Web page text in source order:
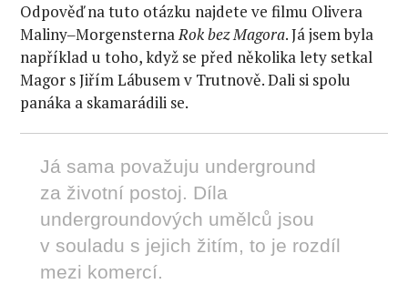
Odpověď na tuto otázku najdete ve filmu Olivera
Maliny‒MorgensternaRok bez Magora. Já jsem byla
například u toho, když se před několika lety setkal
Magor s Jiřím Lábusem v Trutnově. Dali si spolu
panáka a skamarádili se.
Já sama považuju underground
za životní postoj. Díla
undergroundových umělců jsou
v souladu s jejich žitím, to je rozdíl
mezi komercí.